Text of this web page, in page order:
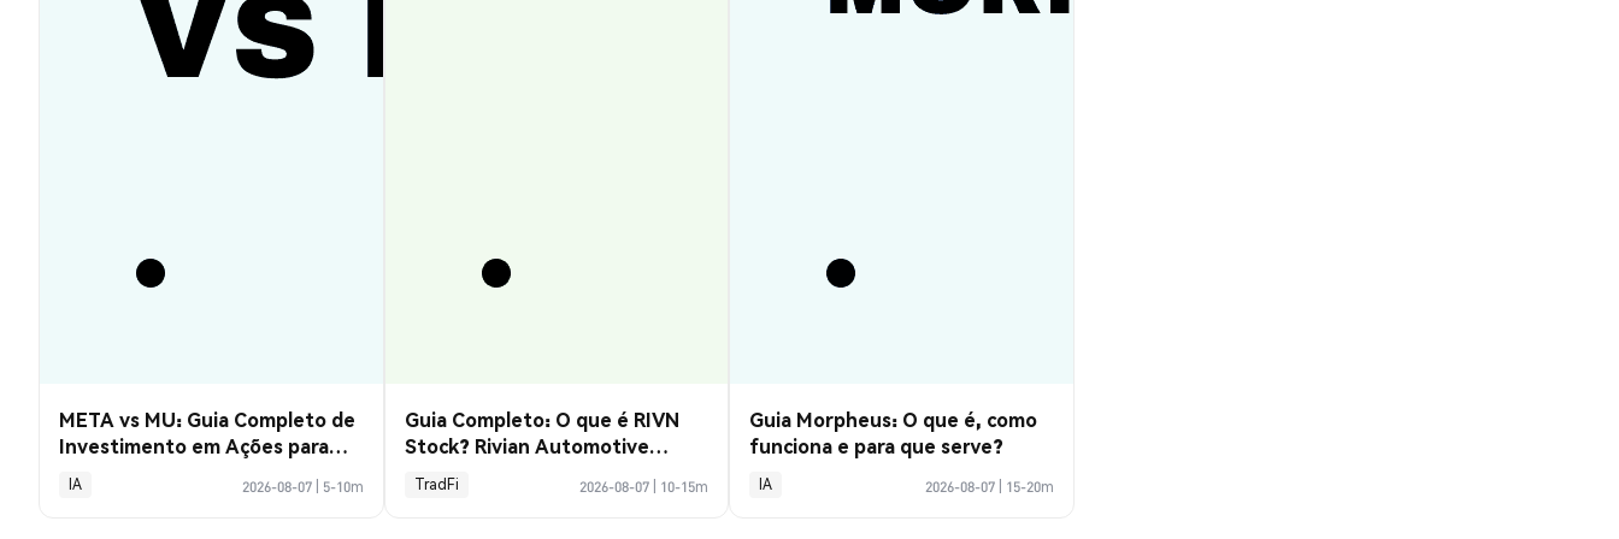
META vs MU: Guia Completo de
Investimento em Ações para
2026
IA 2026-08-07 5-10m
Guia Completo: O que é RIVN
Stock? Rivian Automotive
Explicado
TradFi 2026-08-07 10-15m
Guia Morpheus: O que é, como
funciona e para que serve?
IA 2026-08-07 15-20m